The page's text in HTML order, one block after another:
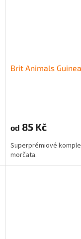
Brit Animals
od 85 Kč
Superprémiové
morčata.